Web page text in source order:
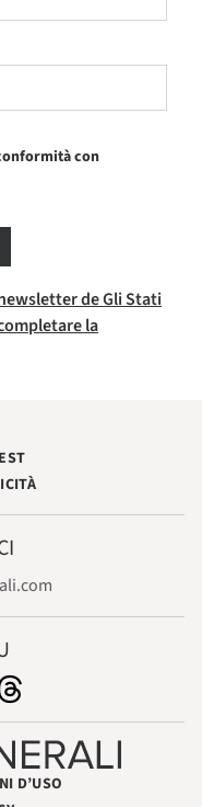
con
de Gli Stati
la
D’USO